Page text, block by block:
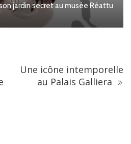
jardin secret au musée Réattu
Une icône intemporelle
au Palais Galliera